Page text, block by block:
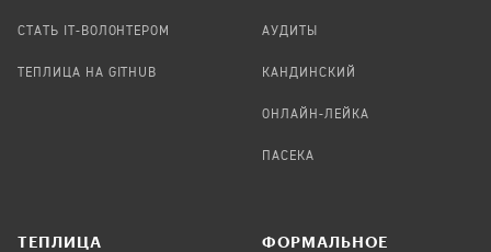
СТАТЬ IT-ВОЛОНТЕРОМ
ТЕПЛИЦА НА GITHUB
АУДИТЫ
КАНДИНСКИЙ
ОНЛАЙН-ЛЕЙКА
ПАСЕКА
TЕПЛИЦА ФОРМАЛЬНОЕ